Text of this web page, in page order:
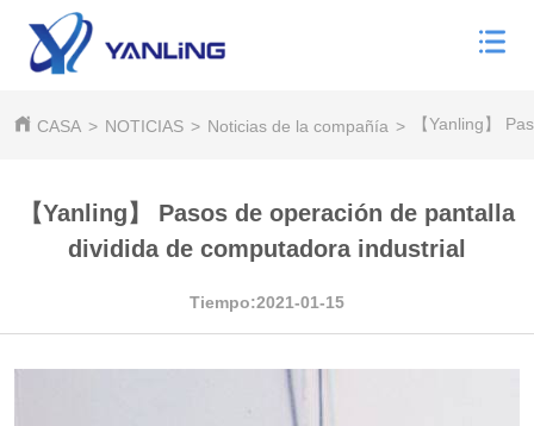
CASA > NOTICIAS > Noticias de la compañía > 【Yanling】
【Yanling】 Pasos de operación de pantalla
dividida de computadora industrial
Tiempo:2021-01-15